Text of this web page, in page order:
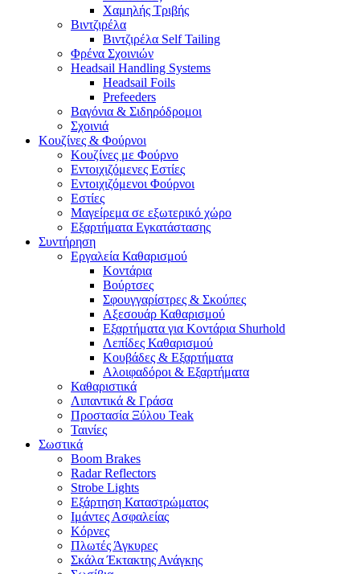
Χαμηλής Τριβής
Βιντζιρέλα
Βιντζιρέλα Self Tailing
Φρένα Σχοινιών
Headsail Handling Systems
Headsail Foils
Prefeeders
Βαγόνια & Σιδηρόδρομοι
Σχοινιά
Κουζίνες & Φούρνοι
Κουζίνες με Φούρνο
Εντοιχιζόμενες Εστίες
Εντοιχιζόμενοι Φούρνοι
Εστίες
Μαγείρεμα σε εξωτερικό χώρο
Εξαρτήματα Εγκατάστασης
Συντήρηση
Εργαλεία Καθαρισμού
Κοντάρια
Βούρτσες
Σφουγγαρίστρες & Σκούπες
Αξεσουάρ Καθαρισμού
Εξαρτήματα για Κοντάρια Shurhold
Λεπίδες Καθαρισμού
Κουβάδες & Εξαρτήματα
Αλοιφαδόροι & Εξαρτήματα
Καθαριστικά
Λιπαντικά & Γράσα
Προστασία Ξύλου Teak
Ταινίες
Σωστικά
Boom Brakes
Radar Reflectors
Strobe Lights
Εξάρτηση Καταστρώματος
Ιμάντες Ασφαλείας
Κόρνες
Πλωτές Άγκυρες
Σκάλα Έκτακτης Ανάγκης